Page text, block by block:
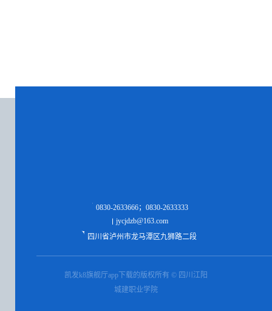
0830-2633666；0830-2633333
jycjdzb@163.com
四川省泸州市龙马潭区九狮路二段
凯发k8旗舰厅app下载的版权所有 © 四川江阳
城建职业学院